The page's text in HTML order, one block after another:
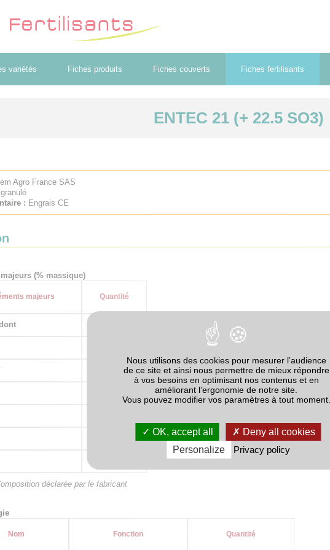
variétés Fiches produits Fiches couverts Fiches fertilisants
ENTEC 21 (+ 22.5 SO3)
Agro France SAS
: Engrais CE
(% massique)
majeurs Quantité
déclarée par le fabricant
Nom Fonction Quantité
Nous utilisons des cookies pour mesurer l’audience
de ce site et ainsi nous permettre de mieux répondre
à vos besoins en optimisant nos contenus et en
améliorant l’ergonomie de notre site.
Vous pouvez modifier vos paramètres à tout moment.
OK, accept all
Deny all cookies
Personalize
Privacy policy